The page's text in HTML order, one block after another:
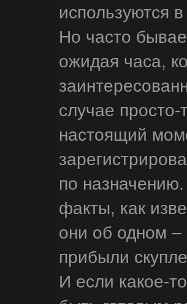
используются
Но часто
ожидая часа,
случае
настоящий
по
факты, как
они об одном –
прибыли
И если какое-